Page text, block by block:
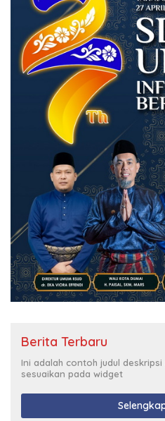
Berita Terbaru
Ini adalah contoh judul
sesuaikan pada widget